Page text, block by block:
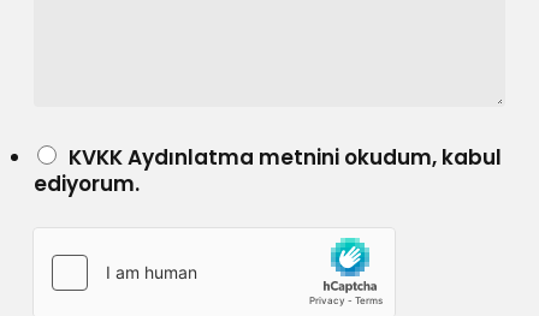
K
V
K
KVKK Aydınlatma metnini okudum, kabul
ediyorum.